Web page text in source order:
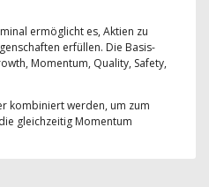
ermöglicht es, Aktien zu
erfüllen. Die Basis-
Momentum, Quality, Safety,
kombiniert werden, um zum
gleichzeitig Momentum